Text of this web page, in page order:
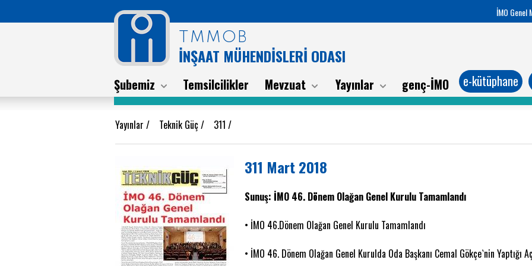
İMO Genel
TMMOB
İNŞAAT MÜHENDİSLERİ ODASI
Şubemiz Temsilcilikler Mevzuat Yayınlar genç-İMO e-kütüphane
Yayınlar / Teknik Güç / 311 /
311 Mart 2018
Sunuş: İMO 46. Dönem Olağan Genel Kurulu Tamamlandı
• İMO 46.Dönem Olağan Genel Kurulu Tamamlandı
• İMO 46. Dönem Olağan Genel Kurulda Oda Başkanı Cemal Gökçe`nin Yaptığı